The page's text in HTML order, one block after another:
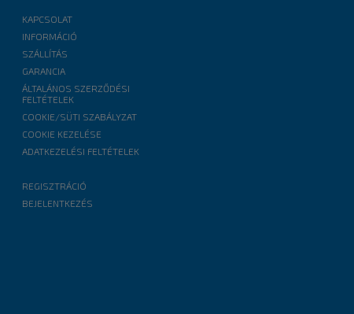
KAPCSOLAT
INFORMÁCIÓ
SZÁLLÍTÁS
GARANCIA
ÁLTALÁNOS SZERZŐDÉSI
FELTÉTELEK
COOKIE/SÜTI SZABÁLYZAT
COOKIE KEZELÉSE
ADATKEZELÉSI FELTÉTELEK
REGISZTRÁCIÓ
BEJELENTKEZÉS